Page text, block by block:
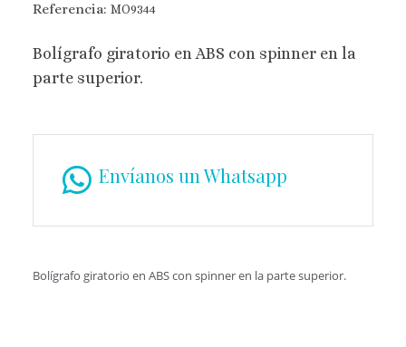
Referencia: MO9344
Bolígrafo giratorio en ABS con spinner en la
parte superior.
Envíanos un Whatsapp
Bolígrafo giratorio en ABS con spinner en la parte superior.